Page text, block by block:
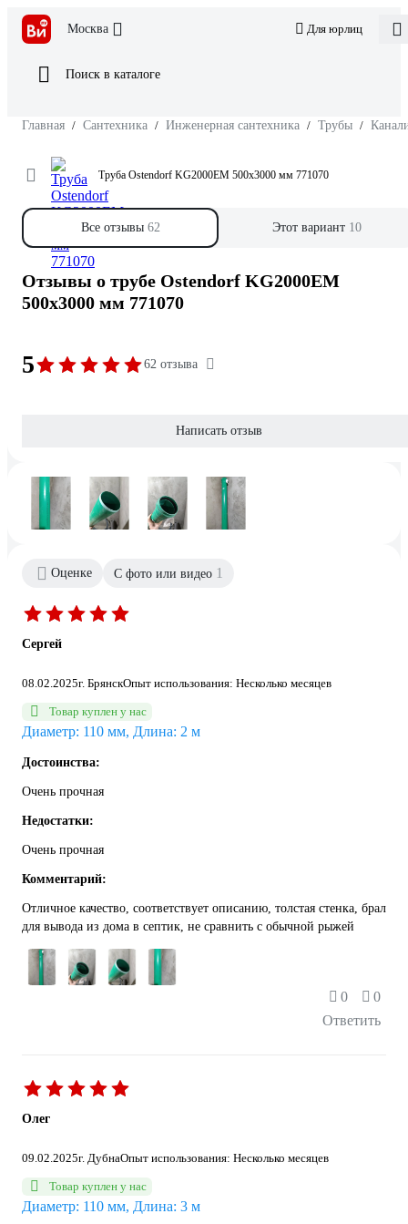
Москва Для юрлиц
Поиск в каталоге
Главная / Сантехника / Инженерная сантехника / Трубы /
Труба Ostendorf KG2000EM 500x3000 мм 771070
Все отзывы 62 Этот вариант 10
Отзывы о трубе Ostendorf KG2000EM
500x3000 мм 771070
5 62 отзыва
Написать отзыв
Оценке С фото или видео 1
Сергей
08.02.2025г. БрянскОпыт использования: Несколько месяцев
Товар куплен у нас
Диаметр: 110 мм, Длина: 2 м
Достоинства:
Очень прочная
Недостатки:
Очень прочная
Комментарий:
Отличное качество, соответствует описанию, толстая стенка, брал
для вывода из дома в септик, не сравнить с обычной рыжей
Ответить
0 0
Олег
09.02.2025г. ДубнаОпыт использования: Несколько месяцев
Товар куплен у нас
Диаметр: 110 мм, Длина: 3 м